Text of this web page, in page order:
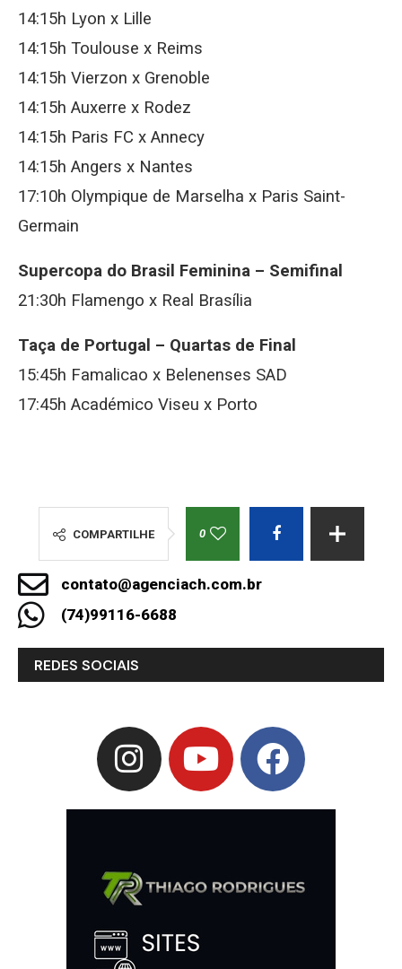
14:15h Lyon x Lille
14:15h Toulouse x Reims
14:15h Vierzon x Grenoble
14:15h Auxerre x Rodez
14:15h Paris FC x Annecy
14:15h Angers x Nantes
17:10h Olympique de Marselha x Paris Saint-
Germain
Supercopa do Brasil Feminina – Semifinal
21:30h Flamengo x Real Brasília
Taça de Portugal – Quartas de Final
15:45h Famalicao x Belenenses SAD
17:45h Académico Viseu x Porto
COMPARTILHE 0
contato@agenciach.com.br
(74)99116-6688
REDES SOCIAIS